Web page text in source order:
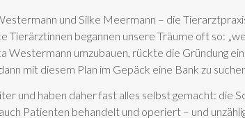
und Silke Meermann – die
Tierärztinnen begannen unsere Träume oft so:
Westermann umzubauen, rückte die Gründung
mit diesem Plan im Gepäck eine Bank zu
und haben daher fast alles selbst gemacht: die
Patienten behandelt und operiert – und